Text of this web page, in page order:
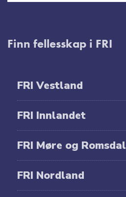
Finn fellesskap i FRI
FRI Vestland
FRI Innlandet
FRI Møre og Romsdal
FRI Nordland